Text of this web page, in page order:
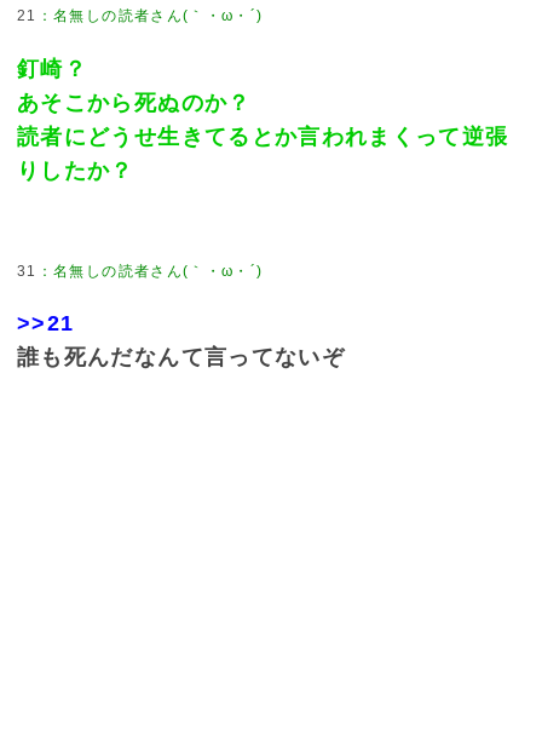
21 ：名無しの読者さん(｀・ω・´)
釘崎？
あそこから死ぬのか？
読者にどうせ生きてるとか言われまくって逆張
りしたか？
31 ：名無しの読者さん(｀・ω・´)
>>21
誰も死んだなんて言ってないぞ